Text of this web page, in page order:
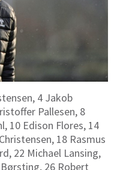
4 Jakob
Pallesen, 8
10 Edison Flores, 14
18 Rasmus
22 Michael Lansing,
26 Robert